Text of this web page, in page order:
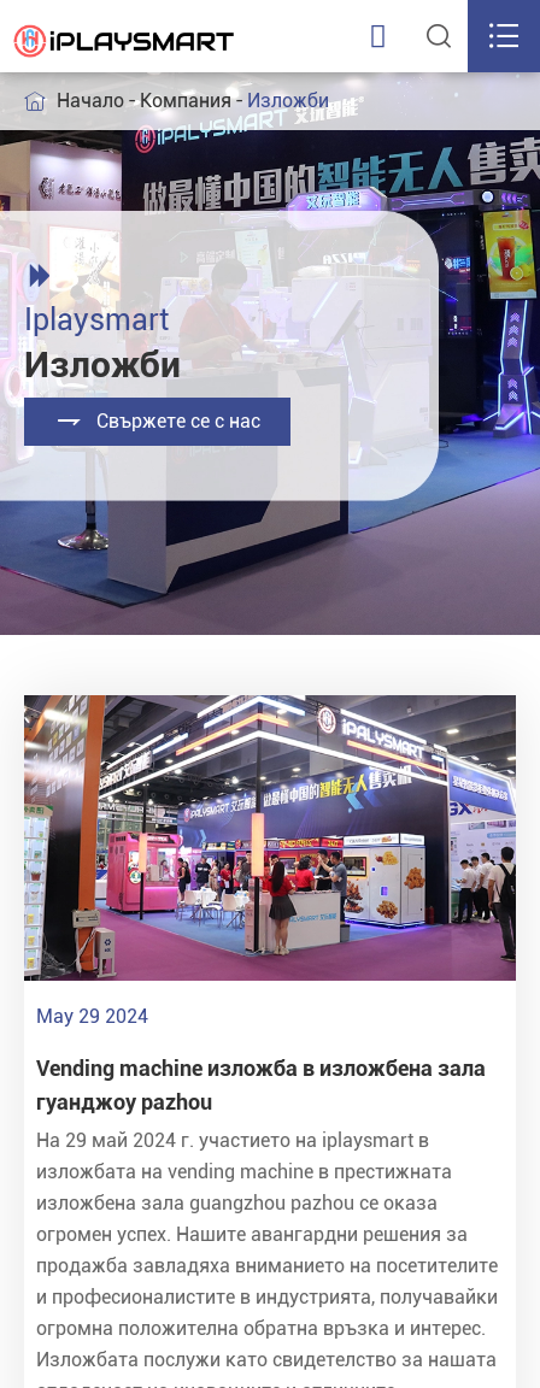
  
 Начало Компания Изложби

Iplaysmart
Изложби
 Свържете се с нас
May 29 2024
Vending machine изложба в изложбена зала
гуанджоу pazhou
На 29 май 2024 г. участието на iplaysmart в
изложбата на vending machine в престижната
изложбена зала guangzhou pazhou се оказа
огромен успех. Нашите авангардни решения за
продажба завладяха вниманието на посетителите
и професионалистите в индустрията, получавайки
огромна положителна обратна връзка и интерес.
Изложбата послужи като свидетелство за нашата